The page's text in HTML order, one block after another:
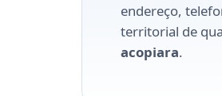
endereço,
territorial de
acopiara.